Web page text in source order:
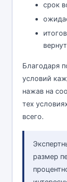
срок
Благодаря
условий
нажав на
тех
всего.
размер